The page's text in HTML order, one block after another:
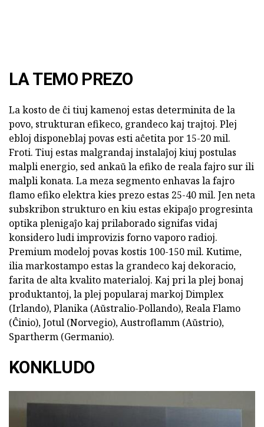
LA TEMO PREZO
La kosto de ĉi tiuj kamenoj estas determinita de la
povo, strukturan efikeco, grandeco kaj trajtoj. Plej
ebloj disponeblaj povas esti aĉetita por 15-20 mil.
Froti. Tiuj estas malgrandaj instalaĵoj kiuj postulas
malpli energio, sed ankaŭ la efiko de reala fajro sur ili
malpli konata. La meza segmento enhavas la fajro
flamo efiko elektra kies prezo estas 25-40 mil. Jen neta
subskribon strukturo en kiu estas ekipaĵo progresinta
optika plenigaĵo kaj prilaborado signifas vidaj
konsidero ludi improvizis forno vaporo radioj.
Premium modeloj povas kostis 100-150 mil. Kutime,
ilia markostampo estas la grandeco kaj dekoracio,
farita de alta kvalito materialoj. Kaj pri la plej bonaj
produktantoj, la plej popularaj markoj Dimplex
(Irlando), Planika (Aŭstralio-Pollando), Reala Flamo
(Ĉinio), Jotul (Norvegio), Austroflamm (Aŭstrio),
Spartherm (Germanio).
KONKLUDO